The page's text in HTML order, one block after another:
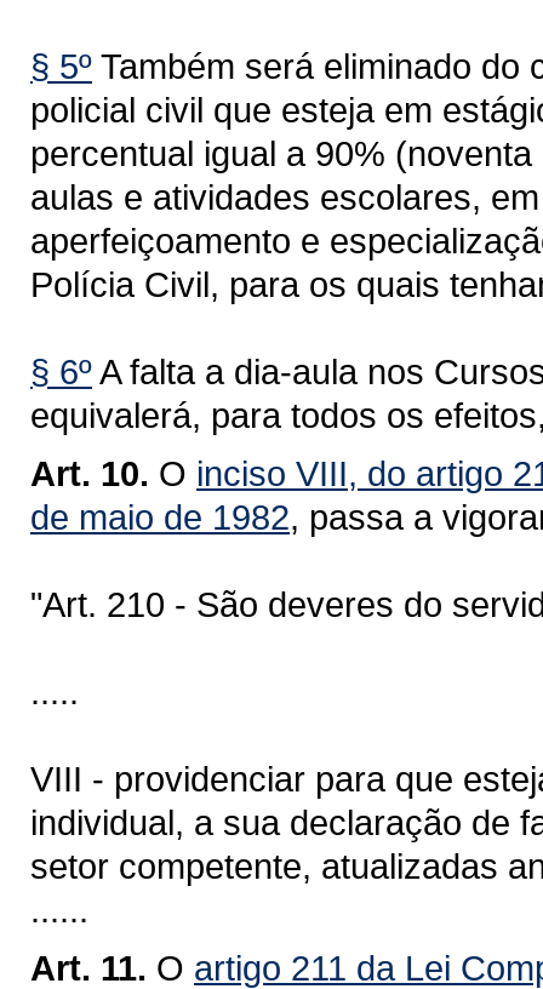
§ 5º Também será eliminado do
policial civil que esteja em
percentual igual a 90%
aulas e atividades escolares,
aperfeiçoamento e
Polícia Civil, para os quais
§ 6ºA falta a dia-aula nos
equivalerá, para todos os
Art. 10. O inciso VIII, do artigo
de maio de 1982, passa a
"Art. 210 - São deveres do
.....
VIII - providenciar para que
individual, a sua declaração de
setor competente, atualizadas
......
Art. 11. O artigo 211 da Lei